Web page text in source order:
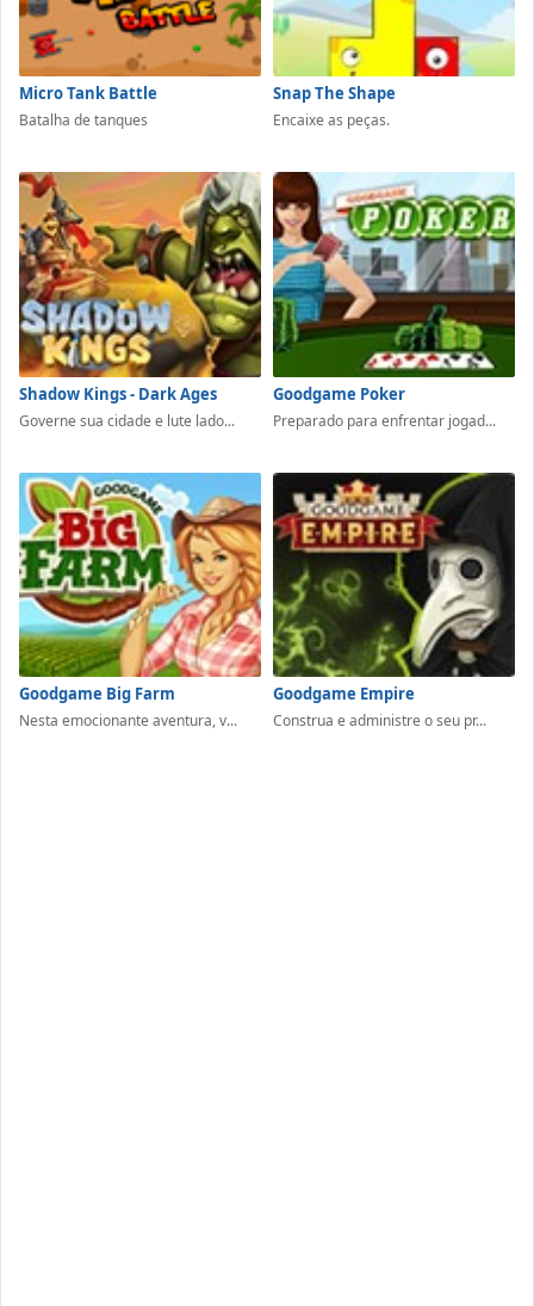
Micro Tank Battle
Batalha de tanques
Snap The Shape
Encaixe as peças.
Shadow Kings - Dark Ages
Governe sua cidade e lute lado...
Goodgame Poker
Preparado para enfrentar jogad...
Goodgame Big Farm
Nesta emocionante aventura, v...
Goodgame Empire
Construa e administre o seu pr...